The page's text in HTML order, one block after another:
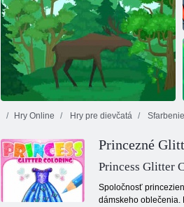
Strihy Santa Claus
Hry Online Hry pre dievčatá Sfarbenie
Princezné
Princess Glitter
Spoločnosť
dámskeho oblečenia.